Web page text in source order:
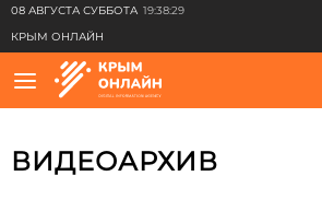
08 АВГУСТА СУББОТА 19:38:29
КРЫМ ОНЛАЙН
ВИДЕОАРХИВ